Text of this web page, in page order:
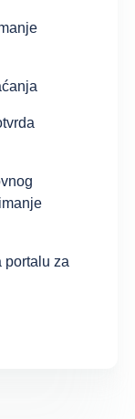
portalu za